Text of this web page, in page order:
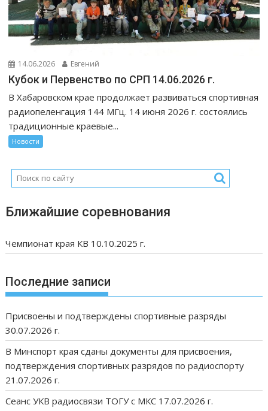
14.06.2026 Евгений
Кубок и Первенство по СРП 14.06.2026 г.
В Хабаровском крае продолжает развиваться спортивная
радиопеленгация 144 МГц. 14 июня 2026 г. состоялись
традиционные краевые...
Новости
Ближайшие соревнования
Чемпионат края КВ 10.10.2025 г.
Последние записи
Присвоены и подтверждены спортивные разряды
30.07.2026 г.
В Минспорт края сданы документы для присвоения,
подтверждения спортивных разрядов по радиоспорту
21.07.2026 г.
Сеанс УКВ радиосвязи ТОГУ с МКС 17.07.2026 г.